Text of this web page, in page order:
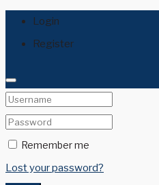
Login
Register
Remember me
Lost your password?